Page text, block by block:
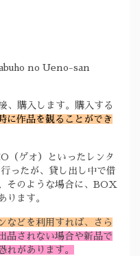
no Ueno-san
購入します。購入する
に作品を観ることができ
ゲオ）といったレンタ
ったが、貸し出し中で借
そのような場合に、BOX
ります。
などを利用すれば、さら
品されない場合や新品で
れがあります。